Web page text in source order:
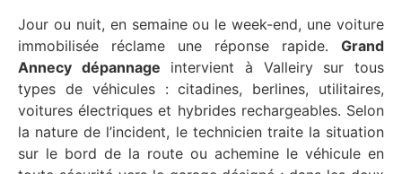
Jour ou nuit, en semaine ou le week-end, une voiture
immobilisée réclame une réponse rapide. Grand
Annecy dépannage intervient à Valleiry sur tous
types de véhicules : citadines, berlines, utilitaires,
voitures électriques et hybrides rechargeables. Selon
la nature de l’incident, le technicien traite la situation
sur le bord de la route ou achemine le véhicule en